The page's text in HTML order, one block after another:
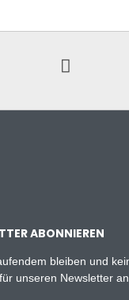
ABONNIEREN
bleiben und
unseren Newsletter